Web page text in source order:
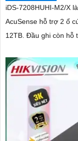
iDS-7208HUHI-M2/X
AcuSense hỗ trợ 2 ổ
12TB. Đầu ghi còn